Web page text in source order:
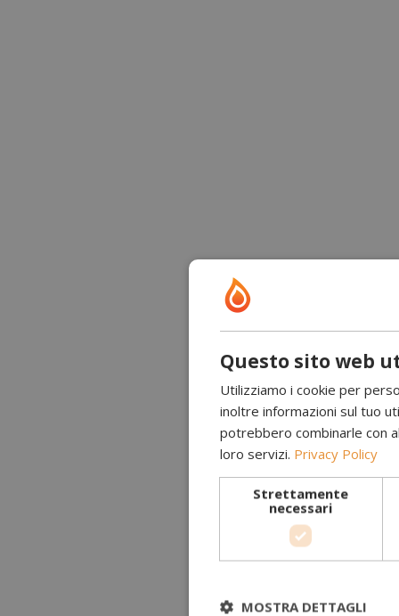
Questo sito web
Utilizziamo i cookie per
inoltre informazioni sul tuo
potrebbero combinarle con
loro servizi. Privacy Policy
Strettamente
necessari
MOSTRA DETTAGLI